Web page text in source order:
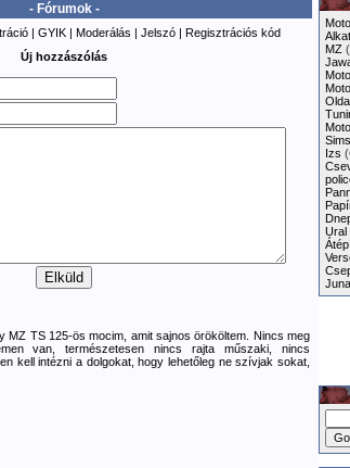
- Fórumok -
| GYIK | Moderálás | Jelszó | Regisztrációs kód
Új hozzászólás
MZ TS 125-ös mocim, amit sajnos örököltem. Nincs meg
van, természetesen nincs rajta műszaki, nincs
kell intézni a dolgokat, hogy lehetőleg ne szívjak sokat,
MZ
Izs
Ural